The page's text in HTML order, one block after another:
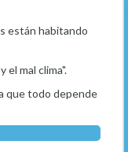
están habitando
mal clima".
que todo depende